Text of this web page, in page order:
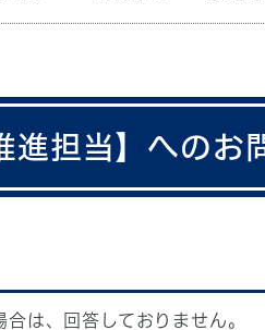
進担当】へのお
は、回答しておりません。